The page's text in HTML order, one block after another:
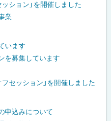
ション」を開催しました
業
います
を募集しています
セッション」を開催しました
申込みについて